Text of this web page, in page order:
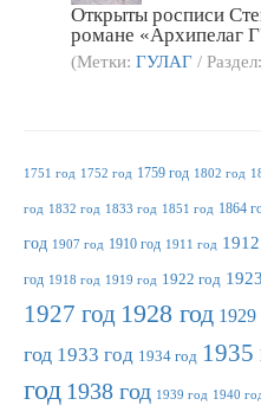
Открыты росписи
романе «Архипелаг
(Метки: ГУЛАГ /
1751 год 1752 год 1759 год 1802 год
год 1832 год 1833 год 1851 год 1864
год 1907 год 1910 год 1911 год
год 1918 год 1919 год 1922 год
1927 год 1928 год 1929
год 1933 год 1934 год 1935
год 1938 год 1939 год 1940